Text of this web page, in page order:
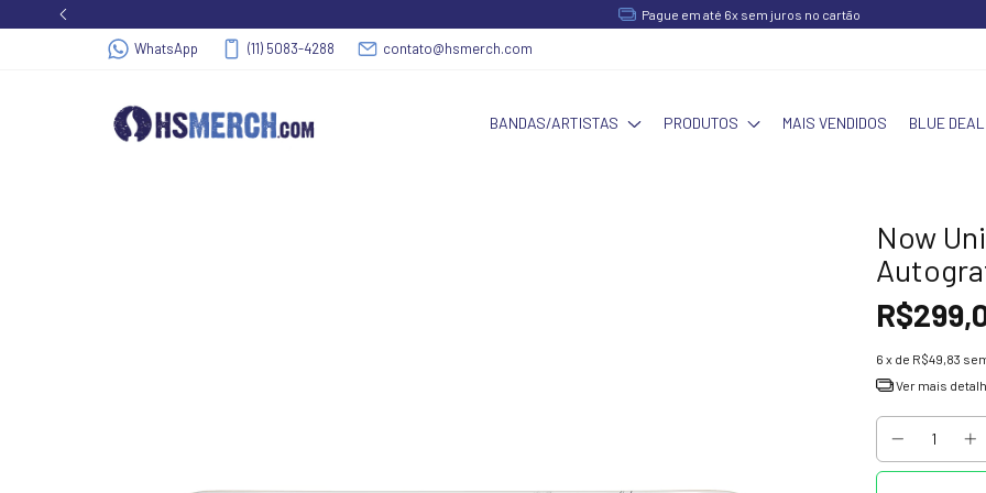
Pague em até 6x sem juros no cartão
WhatsApp (11) 5083-4288 contato@hsmerch.com
BANDAS/ARTISTAS PRODUTOS MAIS VENDIDOS BLUE
Now
6 x de R$49,83
Ver mais